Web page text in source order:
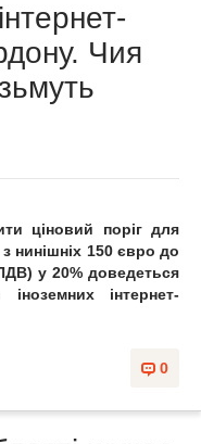
Чия
ціновий поріг для
нинішніх 150 євро до
у 20% доведеться
інтернет-
0